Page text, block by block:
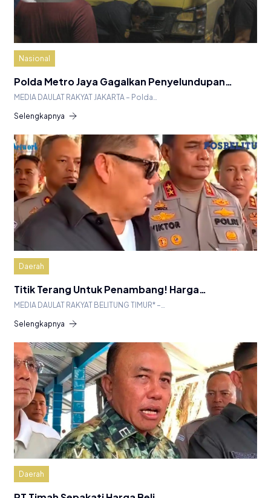
Nasional
Polda Metro Jaya Gagalkan Penyelundupan…
MEDIA DAULAT RAKYAT JAKARTA – Polda…
Selengkapnya
Daerah
Titik Terang Untuk Penambang! Harga…
MEDIA DAULAT RAKYAT BELITUNG TIMUR* –…
Selengkapnya
Daerah